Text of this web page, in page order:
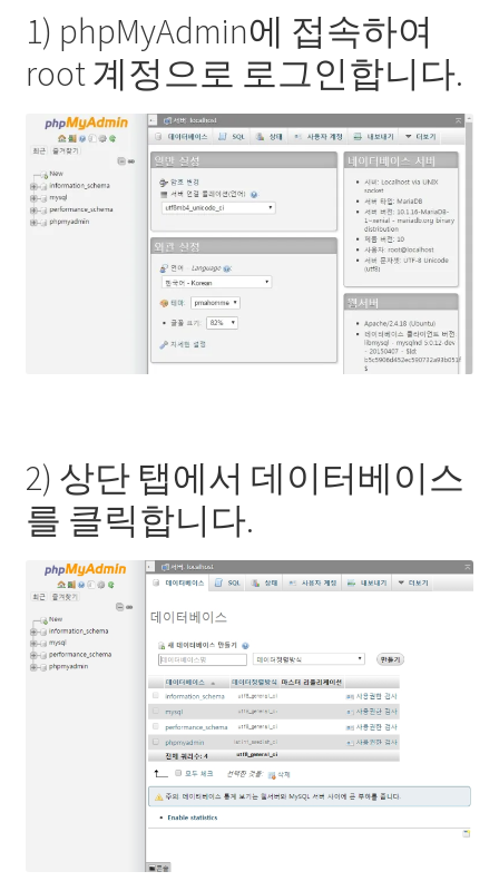
1) phpMyAdmin에 접속하여
root 계정으로 로그인합니다.
2) 상단 탭에서 데이터베이스
를 클릭합니다.